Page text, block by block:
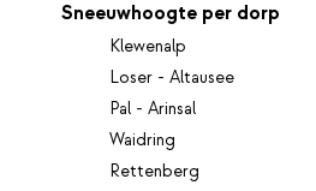
Sneeuwhoogte per dorp
Klewenalp
Loser - Altausee
Pal - Arinsal
Waidring
Rettenberg